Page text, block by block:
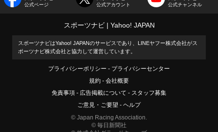
公式ページ
公式アカウント
公式チャンネル
スポーツナビ Yahoo! JAPAN
スポーツナビはYahoo! JAPANのサービスであり、LINEヤフー株式会社がス
ポーツナビ株式会社と協力して運営しています。
プライバシーポリシー
プライバシーセンター
規約
会社概要
免責事項
広告掲載について
スタッフ募集
ご意見・ご要望
ヘルプ
© Japan Racing Association.
© 毎日新聞社